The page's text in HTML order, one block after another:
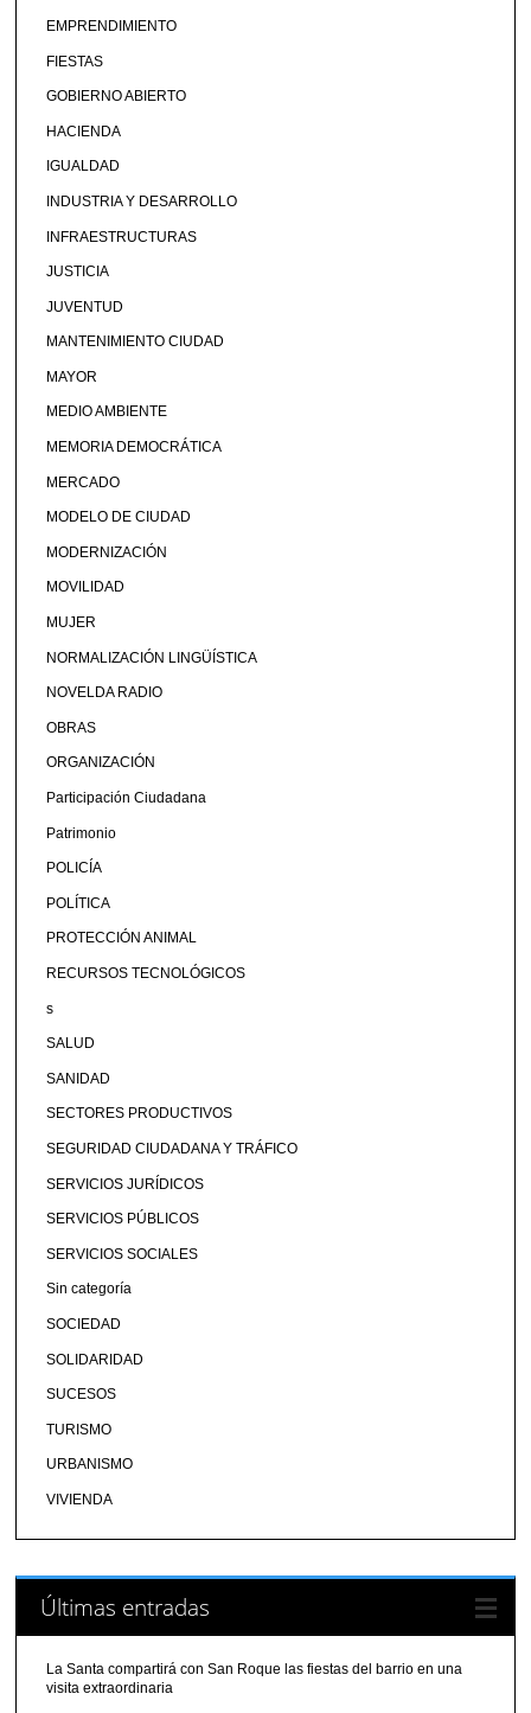
EMPRENDIMIENTO
FIESTAS
GOBIERNO ABIERTO
HACIENDA
IGUALDAD
INDUSTRIA Y DESARROLLO
INFRAESTRUCTURAS
JUSTICIA
JUVENTUD
MANTENIMIENTO CIUDAD
MAYOR
MEDIO AMBIENTE
MEMORIA DEMOCRÁTICA
MERCADO
MODELO DE CIUDAD
MODERNIZACIÓN
MOVILIDAD
MUJER
NORMALIZACIÓN LINGÜÍSTICA
NOVELDA RADIO
OBRAS
ORGANIZACIÓN
Participación Ciudadana
Patrimonio
POLICÍA
POLÍTICA
PROTECCIÓN ANIMAL
RECURSOS TECNOLÓGICOS
s
SALUD
SANIDAD
SECTORES PRODUCTIVOS
SEGURIDAD CIUDADANA Y TRÁFICO
SERVICIOS JURÍDICOS
SERVICIOS PÚBLICOS
SERVICIOS SOCIALES
Sin categoría
SOCIEDAD
SOLIDARIDAD
SUCESOS
TURISMO
URBANISMO
VIVIENDA
Últimas entradas
La Santa compartirá con San Roque las fiestas del barrio en una
visita extraordinaria